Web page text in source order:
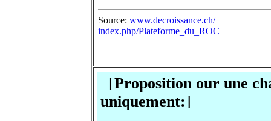
Source: www.decroissance.ch/
index.php/Plateforme_du_ROC
[Proposition our une
uniquement:]